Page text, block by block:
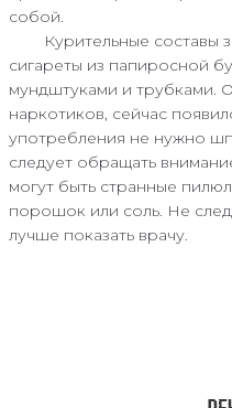
собой.
Курительные составы
сигареты из папиросной
мундштуками и трубками.
наркотиков, сейчас
употребления не нужно
следует обращать
могут быть странные
порошок или соль. Не
лучше показать врачу.